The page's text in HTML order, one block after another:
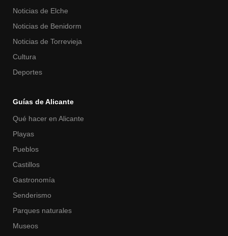
Noticias de Elche
Noticias de Benidorm
Noticias de Torrevieja
Cultura
Deportes
Guías de Alicante
Qué hacer en Alicante
Playas
Pueblos
Castillos
Gastronomía
Senderismo
Parques naturales
Museos